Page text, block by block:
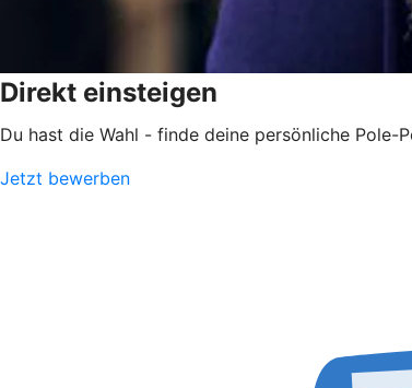
Direkt einsteigen
Du hast die Wahl - finde deine persönliche
Jetzt bewerben